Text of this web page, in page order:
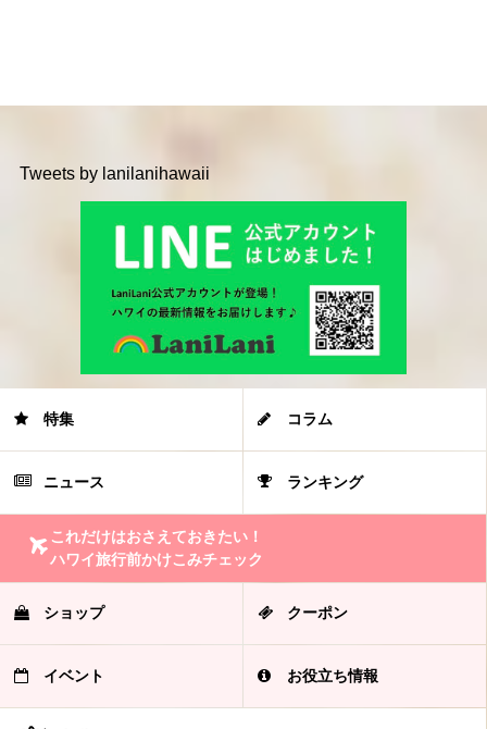
Tweets by lanilanihawaii
特集 コラム
ニュース ランキング
これだけはおさえておきたい！
ハワイ旅行前かけこみチェック
ショップ クーポン
イベント お役立ち情報